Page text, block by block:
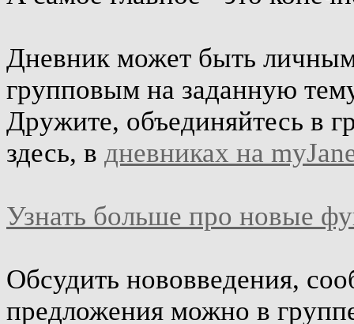
Дневник может быть
групповым на заданную
Дружите, объединяйтесь в
здесь, в дневниках на
Узнать больше про новые
Обсудить нововведения,
предложения можно в